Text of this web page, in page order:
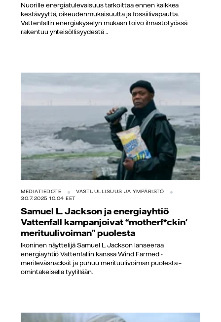
Nuorille energiatulevaisuus tarkoittaa ennen kaikkea
kestävyyttä, oikeudenmukaisuutta ja fossiilivapautta.
Vattenfallin energiakyselyn mukaan toivo ilmastotyössä
rakentuu yhteisöllisyydestä ...
MEDIATIEDOTE
VASTUULLISUUS JA YMPÄRISTÖ
30.7.2025 10.04 EET
Samuel L. Jackson ja energiayhtiö
Vattenfall kampanjoivat “motherf*ckin'
merituulivoiman” puolesta
Ikoninen näyttelijä Samuel L. Jackson lanseeraa
energiayhtiö Vattenfallin kanssa Wind Farmed -
merileväsnacksit ja puhuu merituulivoiman puolesta –
omintakeisella tyylillään.